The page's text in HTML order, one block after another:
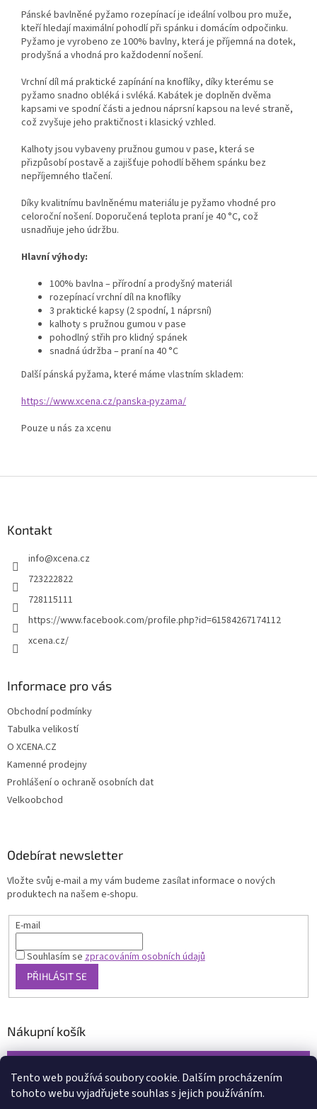
Tento web používá soubory cookie. Dalším procházením
tohoto webu vyjadřujete souhlas s jejich používáním.
Pánské bavlněné pyžamo rozepínací je ideální volbou pro muže,
kteří hledají maximální pohodlí při spánku i domácím odpočinku.
Pyžamo je vyrobeno ze 100% bavlny, která je příjemná na dotek,
prodyšná a vhodná pro každodenní nošení.
Vrchní díl má praktické zapínání na knoflíky, díky kterému se
pyžamo snadno obléká i svléká. Kabátek je doplněn dvěma
kapsami ve spodní části a jednou náprsní kapsou na levé straně,
což zvyšuje jeho praktičnost i klasický vzhled.
Kalhoty jsou vybaveny pružnou gumou v pase, která se
přizpůsobí postavě a zajišťuje pohodlí během spánku bez
nepříjemného tlačení.
Díky kvalitnímu bavlněnému materiálu je pyžamo vhodné pro
celoroční nošení. Doporučená teplota praní je 40 °C, což
usnadňuje jeho údržbu.
Hlavní výhody:
100% bavlna – přírodní a prodyšný materiál
rozepínací vrchní díl na knoflíky
3 praktické kapsy (2 spodní, 1 náprsní)
kalhoty s pružnou gumou v pase
pohodlný střih pro klidný spánek
snadná údržba – praní na 40 °C
Další pánská pyžama, které máme vlastním skladem:
https://www.xcena.cz/panska-pyzama/
Pouze u nás za xcenu
Kontakt
info@xcena.cz
723222822
728115111
https://www.facebook.com/profile.php?id=61584267174112
xcena.cz/
Informace pro vás
Obchodní podmínky
Tabulka velikostí
O XCENA.CZ
Kamenné prodejny
Prohlášení o ochraně osobních dat
Velkoobchod
Odebírat newsletter
Vložte svůj e-mail a my vám budeme zasílat informace o nových
produktech na našem e-shopu.
E-mail
Souhlasím sezpracováním osobních údajů
PŘIHLÁSIT SE
Nákupní košík